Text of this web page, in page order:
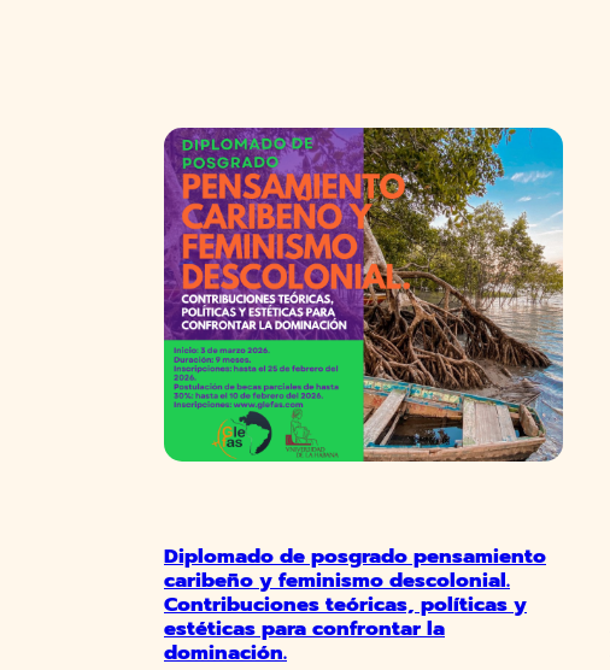
Diplomado de posgrado pensamiento
caribeño y feminismo descolonial.
Contribuciones teóricas, políticas y
estéticas para confrontar la
dominación.